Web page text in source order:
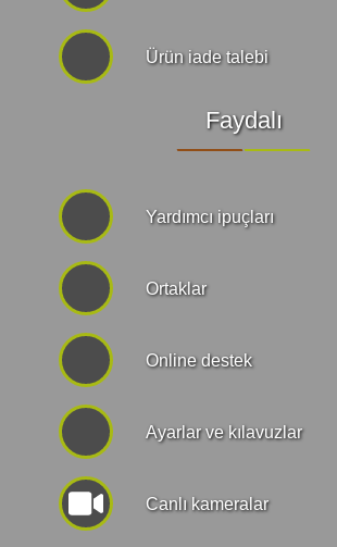
Ürün iade talebi
Faydalı
Yardımcı ipuçları
Ortaklar
Online destek
Ayarlar ve kılavuzlar
Canlı kameralar